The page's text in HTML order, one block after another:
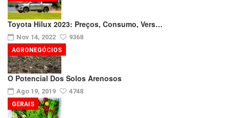
Toyota Hilux 2023: Preços, Consumo, Vers…
Nov 14, 2022 9368
O Potencial Dos Solos Arenosos
Ago 19, 2019 4748
AGRONEGÓCIOS
GERAIS